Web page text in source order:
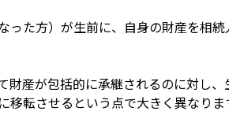
った方）が生前に、自身の財産を相
財産が包括的に承継されるのに対し
転させるという点で大きく異なりま